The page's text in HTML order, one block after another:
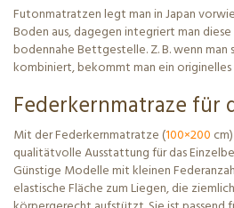
Futonmatratzen legt man in Japan
Boden aus, dagegen integriert man
bodennahe Bettgestelle. Z. B. wenn man
kombiniert, bekommt man ein originelles
Federkernmatraze für
Mit der Federkernmatratze (100×200
qualitätvolle Ausstattung für das
Günstige Modelle mit kleinen
elastische Fläche zum Liegen, die